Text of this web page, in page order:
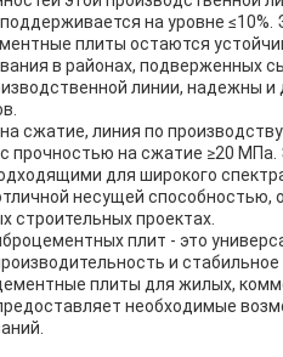
на уровне
плиты остаются
в районах, подверженных
линии, надежны
сжатие, линия по
прочностью на сжатие ≥20 МПа.
для широкого
несущей способностью,
строительных проектах.
плит - это
и
плиты для жилых,
необходимые